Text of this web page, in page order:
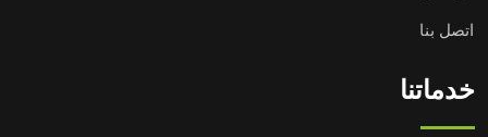
اتصل بنا
خدماتنا